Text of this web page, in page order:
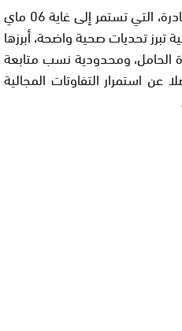
وأوضح المصدر ذاته أن هذه المبادرة، التي تستمر إلى غاية 06 ماي
تحديات صحية واضحة، أبرزها
الحامل، ومحدودية نسب متابعة
عن استمرار التفاوتات المجالية